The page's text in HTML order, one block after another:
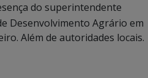
do superintendente
Desenvolvimento Agrário em
Além de autoridades locais.